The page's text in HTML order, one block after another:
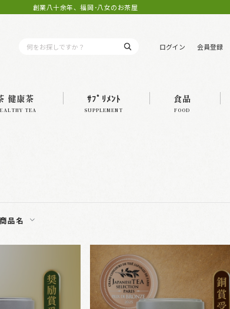
創業八十余年、福岡･八女のお茶屋
ログイン 会員登録
健康茶
TEA
ｻﾌﾟﾘﾒﾝﾄ
SUPPLEMENT
食品
FOOD
商品名